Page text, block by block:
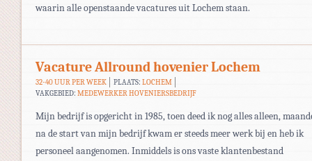
waarin alle openstaande vacatures uit Lochem staan.
Vacature Allround hovenier Lochem
32-40 UUR PER WEEK PLAATS: LOCHEM
VAKGEBIED: MEDEWERKER HOVENIERSBEDRIJF
Mijn bedrijf is opgericht in 1985, toen deed ik nog alles alleen,
na de start van mijn bedrijf kwam er steeds meer werk bij en heb ik
personeel aangenomen. Inmiddels is ons vaste klantenbestand